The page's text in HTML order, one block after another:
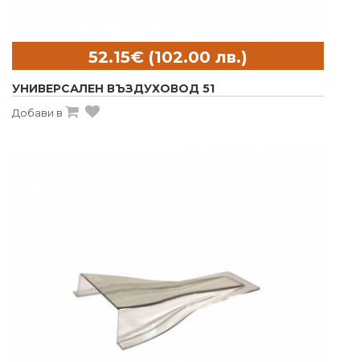
УНИВЕРСАЛЕН ВЪЗДУХОВОД 51
Добави в